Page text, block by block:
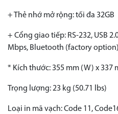
+ Thẻ nhớ mở rộng: tối đa 32GB
+ Cổng giao tiếp: RS-232, USB
Mbps, Bluetooth (factory option)
* Kích thước: 355 mm (W) x 337
Trọng lượng: 23 kg (50.71 lbs)
Loại in mã vạch: Code 11,